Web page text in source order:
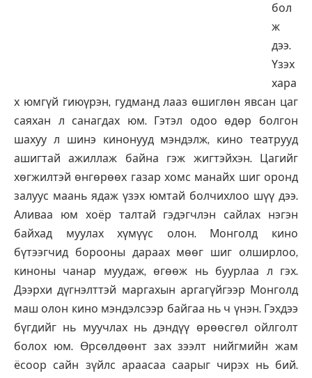
бол
ж
дээ.
Үзэх
хара
х юмгүй гиюүрэн, гудманд лааз өшиглөн явсан цаг
саяхан л санагдах юм. Гэтэл одоо өдөр болгон
шахуу л шинэ кинонууд мэндэлж, кино театрууд
ашигтай ажиллаж байна гэж жигтэйхэн. Цагийг
хөгжилтэй өнгөрөөх газар хомс манайх шиг оронд
залуус маань ядаж үзэх юмтай болчихлоо шүү дээ.
Аливаа юм хоёр талтай гэдэгчлэн сайлах нэгэн
байхад муулах хүмүүс олон. Монголд кино
бүтээгчид борооны дараах мөөг шиг олширлоо,
киноны чанар муудаж, өгөөж нь буурлаа л гэх.
Дээрхи дүгнэлттэй маргахын аргагүйгээр Монголд
маш олон кино мэндэлсээр байгаа нь ч үнэн. Гэхдээ
бүгдийг нь муучлах нь дэндүү өрөөсгөл ойлголт
болох юм. Өрсөлдөөнт зах зээлт нийгмийн жам
ёсоор сайн зүйлс араасаа саарыг чирэх нь бий.